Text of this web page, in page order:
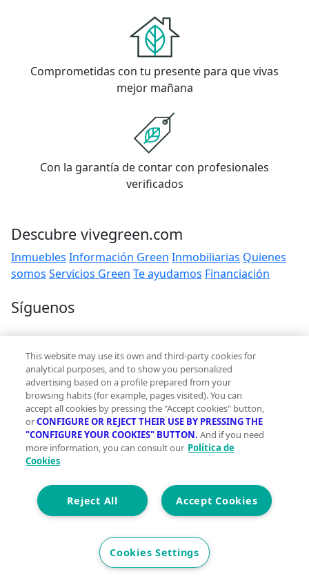
Comprometidas con tu presente para que vivas
mejor mañana
Con la garantía de contar con profesionales
verificados
Descubre vivegreen.com
Inmuebles Información Green Inmobiliarias Quienes
somos Servicios Green Te ayudamos Financiación
Síguenos
Contacto
hola@vivegreen.com
Aviso Legal
Condiciones de uso
Politica de privacidad
Política de cookies
Accesibilidad
© 2026 Vivegreen - Todos los derechos reservados - UCI
SERVICIOS PARA PROFESIONALES INMOBILIARIOS, S.A.U
This website may use its own and third-party cookies for
analytical purposes, and to show you personalized
advertising based on a profile prepared from your
browsing habits (for example, pages visited). You can
accept all cookies by pressing the "Accept cookies" button,
orCONFIGURE OR REJECT THEIR USE BY PRESSING THE
"CONFIGURE YOUR COOKIES" BUTTON. And if you need
more information, you can consult our Política de
Cookies
Accept Cookies
Reject All
Cookies Settings